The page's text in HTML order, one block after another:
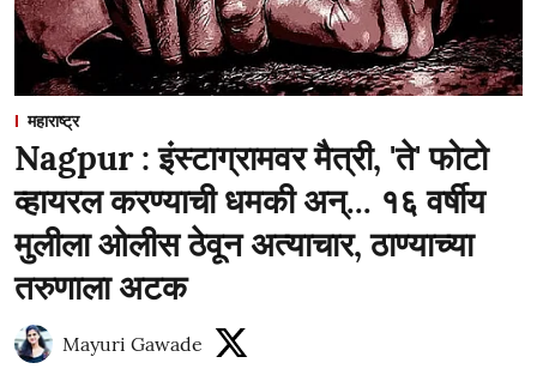
महाराष्ट्र
Nagpur : इंस्टाग्रामवर मैत्री, 'ते' फोटो
व्हायरल करण्याची धमकी अन्... १६ वर्षीय
मुलीला ओलीस ठेवून अत्याचार, ठाण्याच्या
तरुणाला अटक
Mayuri Gawade